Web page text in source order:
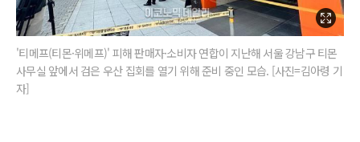
'티메프(티몬·위메프)' 피해 판매자·소비자 연합이 지난해 서울 강남구 티몬
사무실 앞에서 검은 우산 집회를 열기 위해 준비 중인 모습. [사진=김아령 기
자]